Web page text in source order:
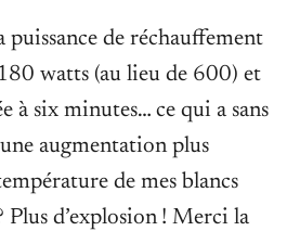
puissance de réchauffement
watts (au lieu de 600) et
à six minutes… ce qui a sans
augmentation plus
de mes blancs
Plus d’explosion ! Merci la